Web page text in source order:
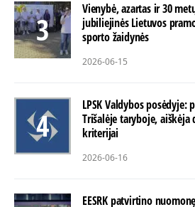
Vienybė, azartas ir 30
jubiliejinės Lietuvos
sporto žaidynės
2026-06-15
LPSK Valdybos
Trišalėje taryboje,
kriterijai
2026-06-16
EESRK patvirtino